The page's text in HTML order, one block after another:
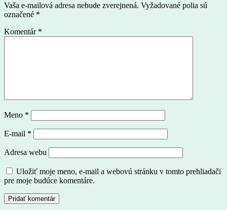
Vaša e-mailová adresa nebude zverejnená. Vyžadované polia sú
označené *
Komentár *
Meno *
E-mail *
Adresa webu
Uložiť moje meno, e-mail a webovú stránku v tomto prehliadači
pre moje budúce komentáre.